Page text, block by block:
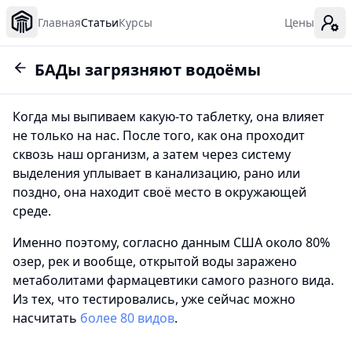
ГлавнаяСтатьиКурсы Цены
БАДы загрязняют водоёмы
Когда мы выпиваем какую-то таблетку, она влияет
не только на нас. После того, как она проходит
сквозь наш организм, а затем через систему
выделения уплывает в канализацию, рано или
поздно, она находит своё место в окружающей
среде.
Именно поэтому, согласно данным США около 80%
озер, рек и вообще, открытой воды заражено
метаболитами фармацевтики самого разного вида.
Из тех, что тестировались, уже сейчас можно
насчитать более 80 видов.